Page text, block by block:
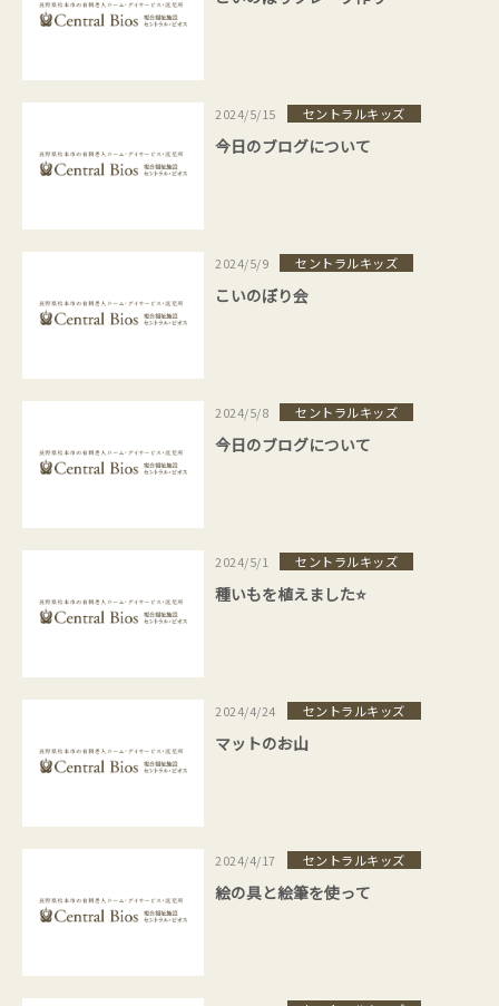
2024/5/15 セントラルキッズ
今日のブログについて
2024/5/9 セントラルキッズ
こいのぼり会
2024/5/8 セントラルキッズ
今日のブログについて
2024/5/1 セントラルキッズ
種いもを植えました⭐
2024/4/24 セントラルキッズ
マットのお山
2024/4/17 セントラルキッズ
絵の具と絵筆を使って